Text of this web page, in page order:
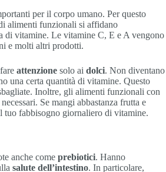
per il corpo umano. Per questo
alimenti funzionali si affidano
di vitamine. Le vitamine C, E e A vengono
e molti altri prodotti.
attenzione solo ai dolci. Non diventano
una certa quantità di vitamine. Questo
Inoltre, gli alimenti funzionali con
Se mangi abbastanza frutta e
fabbisogno giornaliero di vitamine.
anche come prebiotici. Hanno
salute dell’intestino. In particolare,